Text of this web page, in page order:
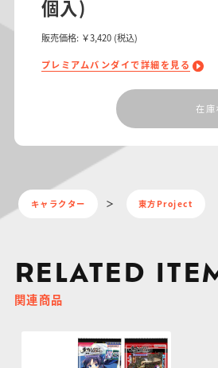
個入)
販売価格: ￥3,420 (税込)
プレミアムバンダイで詳細を見る
在庫
キャラクター 東方Project
RELATED
関連商品